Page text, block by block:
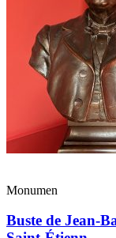
Monumen
Buste de Jean-